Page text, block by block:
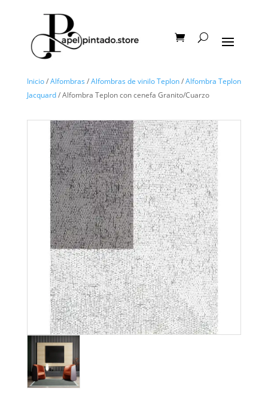
Inicio/Alfombras /Alfombras de vinilo Teplon/Alfombra Teplon
Jacquard/ Alfombra Teplon con cenefa Granito/Cuarzo